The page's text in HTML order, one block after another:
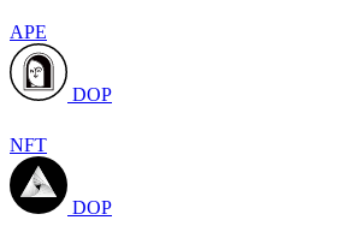
APE
DOP
NFT
DOP